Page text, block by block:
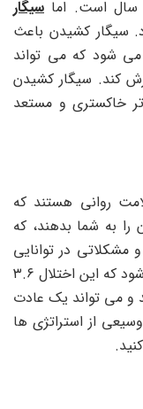
سال است. اما سیگار
سیگار کشیدن باعث
شود که می تواند
کند. سیگار کشیدن
خاکستری و مستعد
روانی هستند که
به شما بدهند، که
در توانایی
موهایتان برای رشد مجدد شود. تصور می شود که این اختلال ۳.۶
و می تواند یک عادت
از استراتژی ها